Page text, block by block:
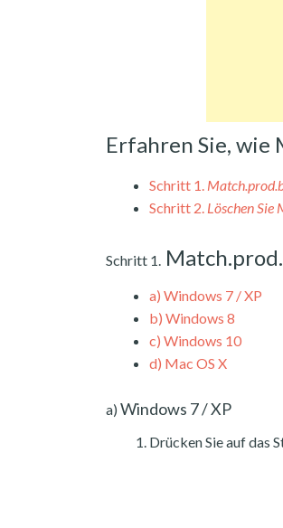
Erfahren Sie,
Schritt 1.
Schritt 2. Löschen Sie
Schritt 1.
a) Windows 7 / XP
b) Windows 8
c) Windows 10
d) Mac OS X
a) Windows 7 / XP
Drücken Sie auf das